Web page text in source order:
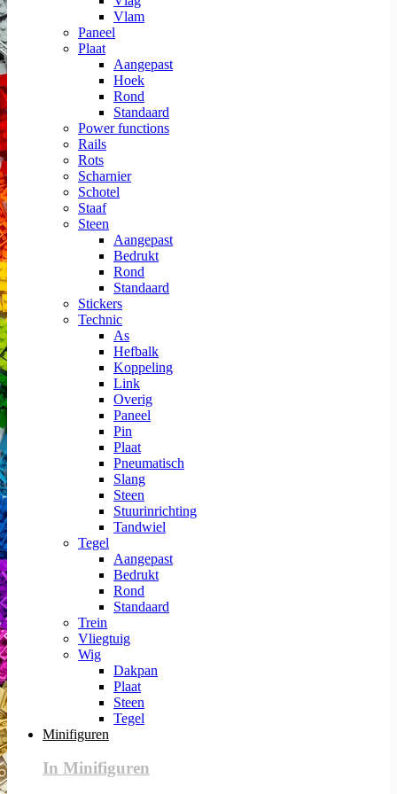
Vlam
Paneel
Plaat
Aangepast
Hoek
Rond
Standaard
Power functions
Rails
Rots
Scharnier
Schotel
Staaf
Steen
Aangepast
Bedrukt
Rond
Standaard
Stickers
Technic
As
Hefbalk
Koppeling
Link
Overig
Paneel
Pin
Plaat
Pneumatisch
Slang
Steen
Stuurinrichting
Tandwiel
Tegel
Aangepast
Bedrukt
Rond
Standaard
Trein
Vliegtuig
Wig
Dakpan
Plaat
Steen
Tegel
Minifiguren
In Minifiguren